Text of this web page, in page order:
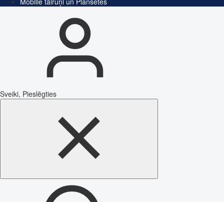
Sveiki, Pieslēgties